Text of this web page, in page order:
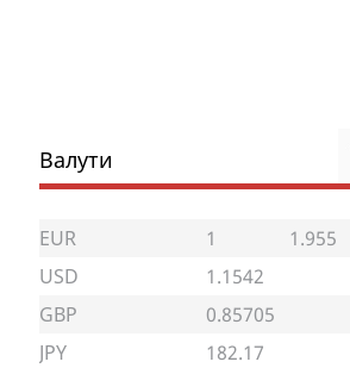
Валути
EUR 1
1.955
USD
1.1542
GBP
0.85705
JPY
182.17